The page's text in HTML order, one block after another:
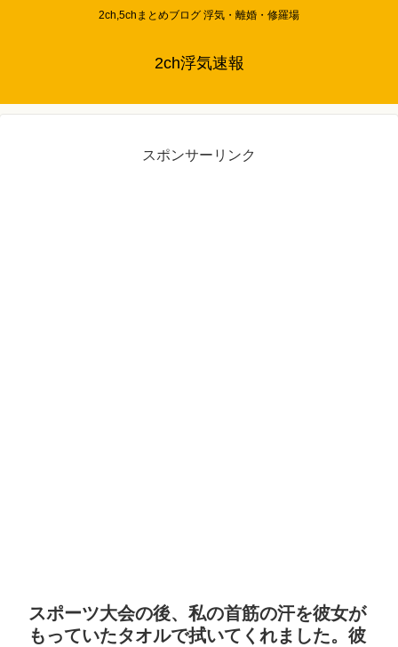
2ch,5chまとめブログ 浮気・離婚・修羅場
2ch浮気速報
スポンサーリンク
スポーツ大会の後、私の首筋の汗を彼女が
もっていたタオルで拭いてくれました。彼